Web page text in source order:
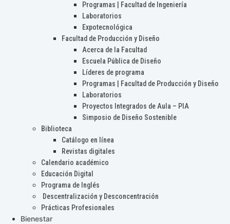
Programas | Facultad de Ingeniería
Laboratorios
Expotecnológica
Facultad de Producción y Diseño
Acerca de la Facultad
Escuela Pública de Diseño
Líderes de programa
Programas | Facultad de Producción y Diseño
Laboratorios
Proyectos Integrados de Aula – PIA
Simposio de Diseño Sostenible
Biblioteca
Catálogo en línea
Revistas digitales
Calendario académico
Educación Digital
Programa de Inglés
Descentralización y Desconcentración
Prácticas Profesionales
Bienestar